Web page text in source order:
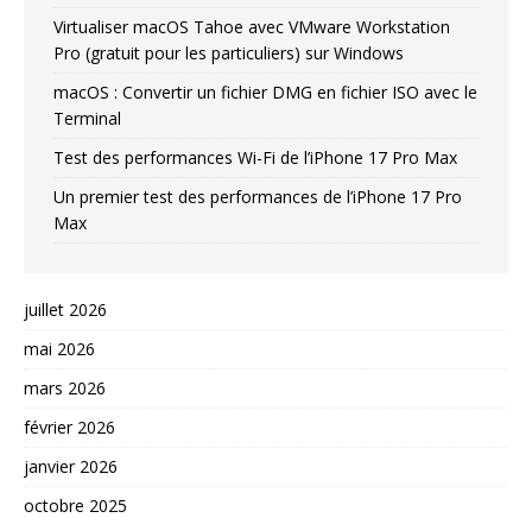
Virtualiser macOS Tahoe avec VMware Workstation
Pro (gratuit pour les particuliers) sur Windows
macOS : Convertir un fichier DMG en fichier ISO avec le
Terminal
Test des performances Wi-Fi de l’iPhone 17 Pro Max
Un premier test des performances de l’iPhone 17 Pro
Max
juillet 2026
mai 2026
mars 2026
février 2026
janvier 2026
octobre 2025